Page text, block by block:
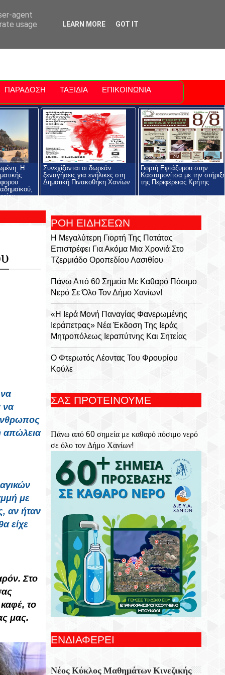
Polis
ΠΑΡΑΔΟΣΗ ΤΑΞΙΔΙΑ ΕΠΙΚΟΙΝΩΝΙΑ
Η
Συνεχίζονται οι δωρεάν
ξεναγήσεις για ενήλικες στη
Δημοτική Πινακοθήκη Χανίων
Γιορτή Εφτάζυμου στην
Κασταμονίτσα με την
της Περιφέρειας Κρήτης
να
απώλεια
με
αν ήταν
είχε
Στο
το
μας.
ΡΟΗ ΕΙΔΗΣΕΩΝ
Η Μεγαλύτερη Γιορτή Της Πατάτας
Επιστρέφει Για Ακόμα Μια Χρονιά Στο
Τζερμιάδο Οροπεδίου Λασιθίου
Πάνω Από 60 Σημεία Με Καθαρό Πόσιμο
Νερό Σε Όλο Τον Δήμο Χανίων!
«Η Ιερά Μονή Παναγίας Φανερωμένης
Ιεράπετρας» Νέα Έκδοση Της Ιεράς
Μητροπόλεως Ιεραπύτνης Και Σητείας
Ο Φτερωτός Λέοντας Του Φρουρίου
Κούλε
Εμβληματικής Μονής, Του Χριστόφορου
Του Ριζαρείου Ιδρύματος
Συνεχίζονται Οι Δωρεάν Ξεναγήσεις Για
Ενήλικες Στη Δημοτική Πινακοθήκη
Χανίων
Γιορτή Εφτάζυμου Στην Κασταμονίτσα Με
Την Στήριξη Της Περιφέρειας Κρήτης
Οι Παραστάσεις Στα Κηποθέατρα Του
Δήμου Ηρακλείου,τη Δευτέρα 10
Αυγούστου 2026
Ξεκίνησε Η Ετήσια Έρευνα Επισκεπτών
Του Epaithros+ Για Τον Τουρισμό
Υπαίθρου Στην Ελλάδα
«Αυτοσχεδιασμοί» Με Τον Σωτήρη
Αλεξάκη Και Τον Αλέξανδρο Κανακάκη
ΣΑΣ ΠΡΟΤΕΙΝΟΥΜΕ
Πάνω από 60 σημεία με καθαρό πόσιμο νερό
σε όλο τον Δήμο Χανίων!
ΕΝΔΙΑΦΕΡΕΙ
Νέος Κύκλος Μαθημάτων Κινεζικής
agent
usage
LEARN MORE GOT IT